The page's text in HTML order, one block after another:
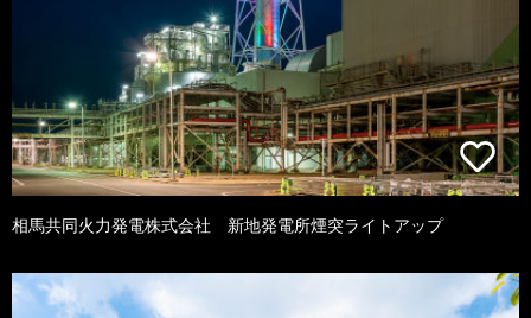
相馬共同火力発電株式会社 新地発電所煙突ライトアップ